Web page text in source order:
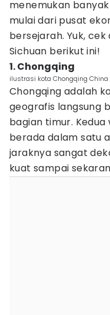
menemukan
mulai dari pusat
bersejarah. Yuk,
Sichuan berikut ini!
1. Chongqing
ilustrasi kota Chongqing China
Chongqing adalah
geografis langsung
bagian timur.
berada dalam satu
jaraknya sangat
kuat sampai